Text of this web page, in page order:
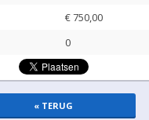
€750,00
0
« TERUG